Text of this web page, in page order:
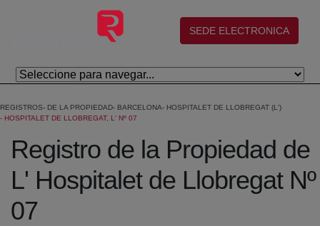
Eduki nagusira joan
(abre en nueva ventana)
SEDE ELECTRONICA
REGISTROS DE LA PROPIEDAD BARCELONA
HOSPITALET DE LLOBREGAT (L')
HOSPITALET DE LLOBREGAT, L' Nº 07
Registro de la Propiedad de
L' Hospitalet de Llobregat Nº
07